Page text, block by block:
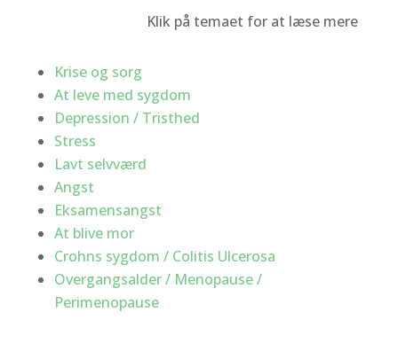
Klik på temaet for at læse mere
Krise og sorg
At leve med sygdom
Depression / Tristhed
Stress
Lavt selvværd
Angst
Eksamensangst
At blive mor
Crohns sygdom / Colitis Ulcerosa
Overgangsalder / Menopause /
Perimenopause